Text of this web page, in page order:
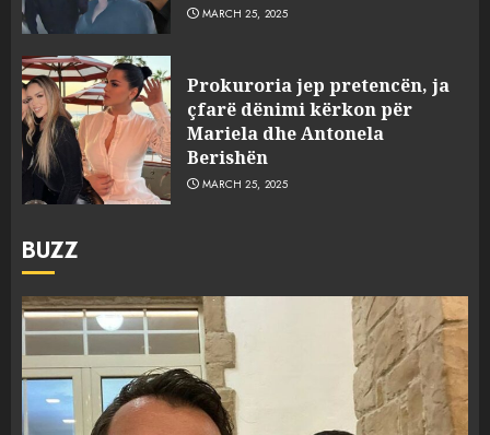
MARCH 25, 2025
Prokuroria jep pretencën, ja
çfarë dënimi kërkon për
Mariela dhe Antonela
Berishën
MARCH 25, 2025
BUZZ